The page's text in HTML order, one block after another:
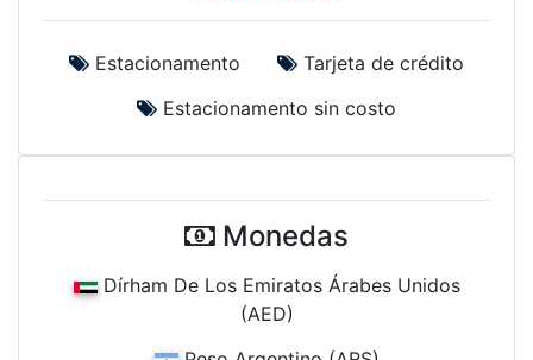
Estacionamento
Tarjeta de crédito
Estacionamento sin costo
Monedas
Dírham De Los Emiratos Árabes Unidos
(AED)